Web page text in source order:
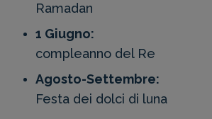
Ramadan
1 Giugno:
compleanno del Re
Agosto-Settembre:
Festa dei dolci di luna